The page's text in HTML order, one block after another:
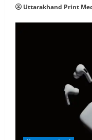
Uttarakhand Print